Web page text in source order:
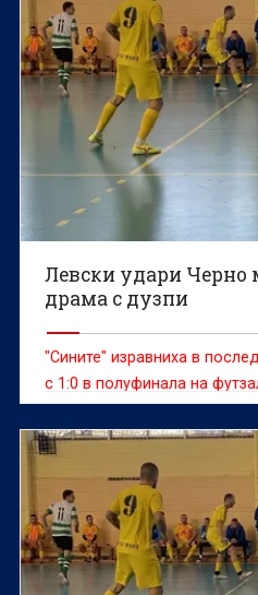
Левски удари Черно
драма с дузпи
"Сините" изравниха в
с 1:0 в полуфинала на